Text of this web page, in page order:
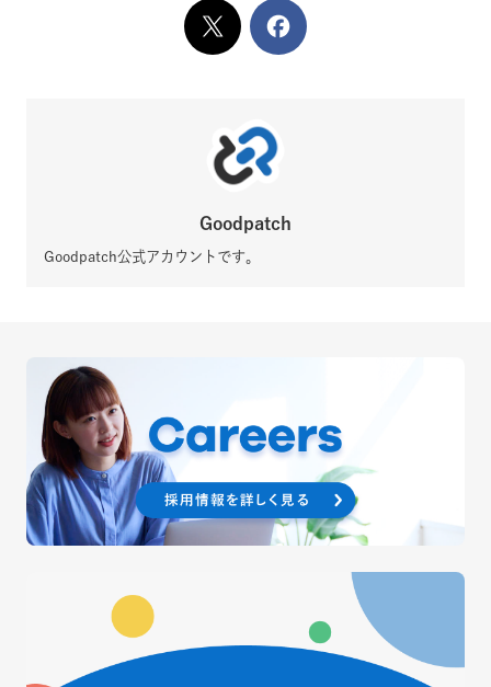
XでシェアFacebook
Goodpatch
Goodpatch公式アカウントです。